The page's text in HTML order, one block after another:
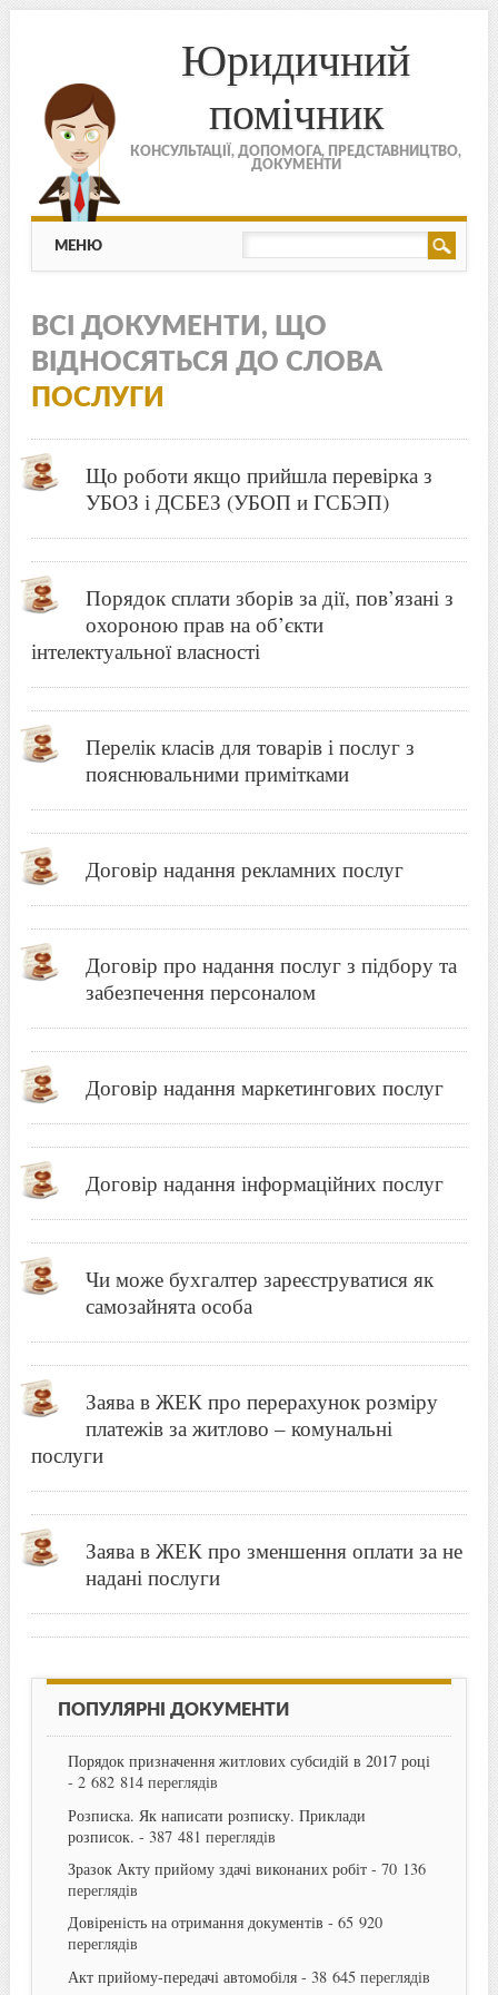
Юридичний
помічник
КОНСУЛЬТАЦІЇ, ДОПОМОГА, ПРЕДСТАВНИЦТВО,
ДОКУМЕНТИ
МЕНЮ
Skip to content
МЕНЮ
ВСІ ДОКУМЕНТИ, ЩО
ВІДНОСЯТЬСЯ ДО СЛОВА
ПОСЛУГИ
Що роботи якщо прийшла перевірка з
УБОЗ і ДСБЕЗ (УБОП и ГСБЭП)
Порядок сплати зборів за дії, пов’язані з
охороною прав на об’єкти
інтелектуальної власності
Перелік класів для товарів і послуг з
пояснювальними примітками
Договір надання рекламних послуг
Договір про надання послуг з підбору та
забезпечення персоналом
Договір надання маркетингових послуг
Договір надання інформаційних послуг
Чи може бухгалтер зареєструватися як
самозайнята особа
Заява в ЖЕК про перерахунок розміру
платежів за житлово – комунальні
послуги
Заява в ЖЕК про зменшення оплати за не
надані послуги
ПОПУЛЯРНІ ДОКУМЕНТИ
Порядок призначення житлових субсидій в 2017 році
- 2 682 814 переглядів
Розписка. Як написати розписку. Приклади
розписок. - 387 481 переглядів
Зразок Акту прийому здачі виконаних робіт- 70 136
переглядів
Довіреність на отримання документів - 65 920
переглядів
Акт прийому-передачі автомобіля- 38 645 переглядів